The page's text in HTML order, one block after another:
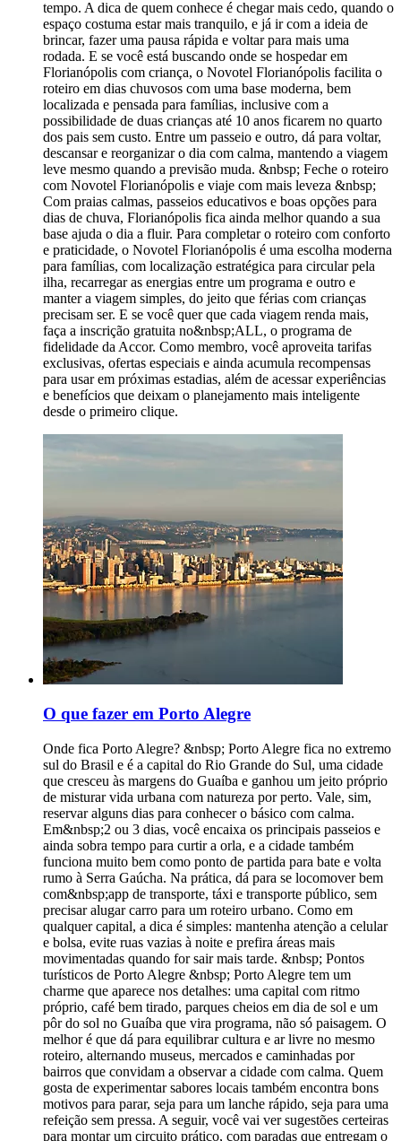
O que fazer em Porto Alegre
Onde fica Porto Alegre? &nbsp; Porto Alegre fica no extremo sul do Brasil e é a capital do Rio Grande do Sul, uma cidade que cresceu às margens do Guaíba e ganhou um jeito próprio de misturar vida urbana com natureza por perto. Vale, sim, reservar alguns dias para conhecer o básico com calma. Em&nbsp;2 ou 3 dias, você encaixa os principais passeios e ainda sobra tempo para curtir a orla, e a cidade também funciona muito bem como ponto de partida para bate e volta rumo à Serra Gaúcha. Na prática, dá para se locomover bem com&nbsp;app de transporte, táxi e transporte público, sem precisar alugar carro para um roteiro urbano. Como em qualquer capital, a dica é simples: mantenha atenção a celular e bolsa, evite ruas vazias à noite e prefira áreas mais movimentadas quando for sair mais tarde. &nbsp; Pontos turísticos de Porto Alegre &nbsp; Porto Alegre tem um charme que aparece nos detalhes: uma capital com ritmo próprio, café bem tirado, parques cheios em dia de sol e um pôr do sol no Guaíba que vira programa, não só paisagem. O melhor é que dá para equilibrar cultura e ar livre no mesmo roteiro, alternando museus, mercados e caminhadas por bairros que convidam a observar a cidade com calma. Quem gosta de experimentar sabores locais também encontra bons motivos para parar, seja para um lanche rápido, seja para uma refeição sem pressa. A seguir, você vai ver sugestões certeiras para montar um circuito prático, com paradas que entregam o essencial de Porto Alegre e ainda deixam espaço para você ajustar o tempo do seu jeito. &nbsp; Museu de Ciências e Tecnologia da PUC-RS &nbsp; Se o tempo virar ou se você quiser um programa diferente, o Museu de Ciências e Tecnologia da PUCRS é uma escolha certeira: um espaço grande, interativo e cheio de experiências que fazem adultos e crianças entrarem no clima de descoberta. O ingresso custa&nbsp;R$ 40, com meia-entrada para estudantes e professores, pessoas com 60 anos ou mais, PCD e PNE, além de doadores de sangue, mediante comprovação. Funciona de&nbsp;terça a sexta, das 9h às 17h, e aos sábados e domingos, das 10h às 18h. Fica na Avenida Ipiranga, 6681, Prédio 40, Partenon, Porto Alegre, um passeio fácil de encaixar no roteiro, sem correria. &nbsp; Lago Guaíba &nbsp; O Guaíba é o programa mais democrático de Porto Alegre: você só precisa chegar na orla, escolher um ponto de vista e deixar a cidade acontecer, com barcos ao fundo, gente caminhando e o céu mudando de cor.&nbsp;Para ver o pôr do sol no melhor ângulo, vá para a Orla do Gasômetro, onde as arquibancadas voltadas para a água e as passarelas rendem fotos bonitas e um clima de fim de tarde bem porto-alegrense. Nos&nbsp;sábados, domingos e feriados, um trecho da Avenida Edvaldo Pereira Paiva fica fechado para carros das 6h às 22h, o que deixa o passeio mais leve para caminhar, correr e pedalar.&nbsp;Fome ou vontade de esticar o passeio? Combine com o Cais Embarcadero, que reúne opções de gastronomia na mesma região da orla e costuma ser bem concorrido no entardecer. É um passeio fácil de se fazer com crianças. A orla tem trechos com estrutura de lazer, incluindo áreas para brincar, então o passeio funciona bem para família e para quem quer um programa ao ar livre sem complicação. Quer um roteiro ainda mais prático? Se você curte pedalar, existem experiências com bicicleta incluída ao longo da orla, uma boa opção para ver mais em menos tempo, no seu ritmo.&nbsp;Sobre segurança, a lógica é a de toda capital: prefira os trechos mais movimentados e iluminados, evite ruas vazias quando escurecer e use táxi ou app se for voltar mais tarde. Para fotos, o melhor momento é o intervalo da&nbsp;golden hour, quando a luz fica mais suave pouco antes do sol baixar no horizonte. Se der, chegue com antecedência e escolha seu ponto com calma. &nbsp; Mercado Público de Porto Alegre &nbsp; Se você está montando a lista de&nbsp;o que fazer em Porto Alegre e arredores, coloque o Mercado Público no começo do roteiro. Ele fica no Centro Histórico e é onde a cidade mostra seus sabores, seus cheiros e seus hábitos, sem cerimônia.&nbsp;Inaugurado em 3 de outubro de 1869, é considerado o mais antigo do Brasil e reúne mais de uma centena de estabelecimentos. Entre bancas, boxes e corredores, vale ir sem pressa para provar, comprar e observar a vida acontecendo. Aqui dentro existe até um ponto que muitos porto-alegrenses respeitam e apontam com cuidado: o&nbsp;assentamento do Bará, ligado às religiões de matriz africana e à ideia de abertura de caminhos.&nbsp;Para planejar a visita, guarde os horários: segunda a sexta, das 7h30 às 19h, e sábado, das 7h30 às 18h. Os restaurantes podem seguir até 22h, conforme a operação.&nbsp;Em domingos e feriados, as bancas e lojas costumam funcionar das 9h às 14h, e os restaurantes das 9h às 15h, também conforme a movimentação. Chegar é simples: ele fica&nbsp;ao lado do terminal Parobé e da estação Mercado do Trensurb, e o ponto do catamarã está bem perto, a cerca de 100 metros. Dica de quem conhece: vá no meio da manhã para pegar o Mercado cheio de energia e com mais opções abertas, depois escolha um balcão para um almoço prático antes de seguir para a orla do Guaíba. &nbsp; Parque Moinhos de Vento &nbsp; O Parque Moinhos de Vento, o famoso Parcão, é aquele respiro verde que os porto-alegrenses usam como ponto de encontro, de treino e de pausa, tudo no mesmo lugar.&nbsp;Se o seu roteiro é enxuto e você está pesquisando o que fazer em Porto Alegre em 1 dia, comece por aqui no fim da tarde. Em poucos minutos, você já sente o clima da cidade e ainda pega uma luz ótima para fotos. O parque convida ao movimento: tem espaço para caminhada, corrida, patinação, quadras esportivas e aparelhos de ginástica, sempre com gente indo e vindo no próprio ritmo.&nbsp;Um detalhe que dá identidade ao lugar é o moinho açoriano, que remete às origens do bairro e vira parada quase obrigatória para um registro rápido. Perto dele, o lago segura a atenção das crianças e também de quem só quer sentar um pouco, com placas que contam curiosidades e uma fauna que costuma encantar, como peixes e tartarugas.&nbsp;Entre as referências do Parcão, há ainda o Monumento a Castelo Branco, uma escultura alta e bem imponente, daquelas que você nota mesmo passando distraído. Para fechar o passeio do jeito certo, caminhe sem pressa pelas ruas ao redor e escolha um café ou restaurante na região, principalmente na&nbsp;Comendador Caminha, que já faz parte do programa de quem frequenta o bairro. &nbsp; Arena do Grêmio e Estádio Beira-Rio &nbsp; Mesmo que você não seja do futebol, visitar a Arena do Grêmio ou o Beira-Rio é uma forma direta de entender Porto Alegre. Aqui, o estádio não é só jogo, é um retrato da cidade, da rivalidade e do jeito gaúcho de viver a paixão com intensidade. Na&nbsp;Arena do Grêmio, o tour é guiado, dura em média 70 minutos e passa por áreas que normalmente só aparecem na TV, como cabines de imprensa, camarotes, vestiário, zona mista e a lateral do gramado.&nbsp;Os horários variam ao longo da semana, podem mudar em dias de treinos, jogos ou eventos, e a recomendação é conferir a disponibilidade e, se possível, comprar online. Um detalhe que salva o seu tempo é chegar com antecedência: o ponto de encontro do tour fica no&nbsp;Portão A, e há orientação de estar por lá 20 minutos antes do horário marcado.&nbsp;O endereço é Av. Padre Leopoldo Brentano, 110, Humaitá. Já no&nbsp;Beira-Rio, você pode escolher a experiência que encaixa melhor no seu ritmo: só o Museu do Inter, a Visita Express de 30 minutos ou a Visita Colorada, mais completa, com 1 hora.&nbsp;A Visita Colorada costuma incluir museu, sala de coletivas, vestiário visitante, banco de reservas, beira do gramado e arquibancada, sempre com guia. Na prática, os ingressos do museu e das visitas devem ser comprados&nbsp;presencialmente, no dia, na bilheteria do Museu do Inter, e os valores de referência informados são R$ 20 (museu), R$ 40 (express) e R$ 50 (visita completa).&nbsp;O endereço do Beira-Rio é Av. Padre Cacique, 891. Dica de quem conhece: em&nbsp;dia de jogo, prefira ir de táxi ou app, saia com folga e evite contar com deslocamentos rápidos na última hora. Se a ideia for só conhecer por dentro, outro dia costuma render uma visita mais tranquila e sem pressa, do seu jeito. &nbsp; Melhores restaurantes em Porto Alegre &nbsp; Porto Alegre gosta de boa mesa, do café sem pressa ao jantar caprichado, e você consegue comer muito bem sem perder tempo com deslocamentos longos. Para facilitar sua escolha, uso a referência de preços do Tripadvisor: $ (econômico), $$–$$$ (intermediário), $$$$ (alto). &nbsp; Levain Padaria Artesanal, no São João: ótima para começar o dia com pães de fermentação natural e doces artesanais, naquele clima de padaria que vira passeio. $$–$$$, costuma ser mais concorrido aos sábados, funciona de segunda a sexta das 10h às 18h, aos sábados das 10h às 14h. (Rua Dom Pedro II, 1297). Lancheria do Parque, no Bom Fim: clássico da cidade para um almoço rápido ou um lanche sem frescura, bem perto do Parque Farroupilha, a Redenção. $, abre cedo e vai até meia-noite, o que ajuda quando a fome aparece fora de hora. (Avenida Osvaldo Aranha, 1086). Atelier de Massas, no Centro: jantar com cara de programa cultural, já que a casa divide espaço com galeria e tem foco em massas artesanais e bons vinhos. $$–$$$, aceita reservas e é uma escolha certeira para encaixar no roteiro do Centro Histórico, inclusive após Mercado Público e arredores. (Rua Riachuelo, 1482). NB Steak, na Av. Nilo Peçanha: opção de churrasco em versão mais sofisticada, boa para celebrar ou simplesmente se dar um mimo gastronômico. $$$$, aceita reservas e costuma valer garantir mesa em noites de maior movimento. (Avenida Doutor Nilo Peçanha, 2131). Parrilla del Sur, na Av. Nilópolis: para quem quer carne bem feita e clima de parrilla, com estrutura completa e horário esticado. $$–$$$, aceita reservas e fica excelente para um jantar sem pressa. (Avenida Nilópolis, 111).